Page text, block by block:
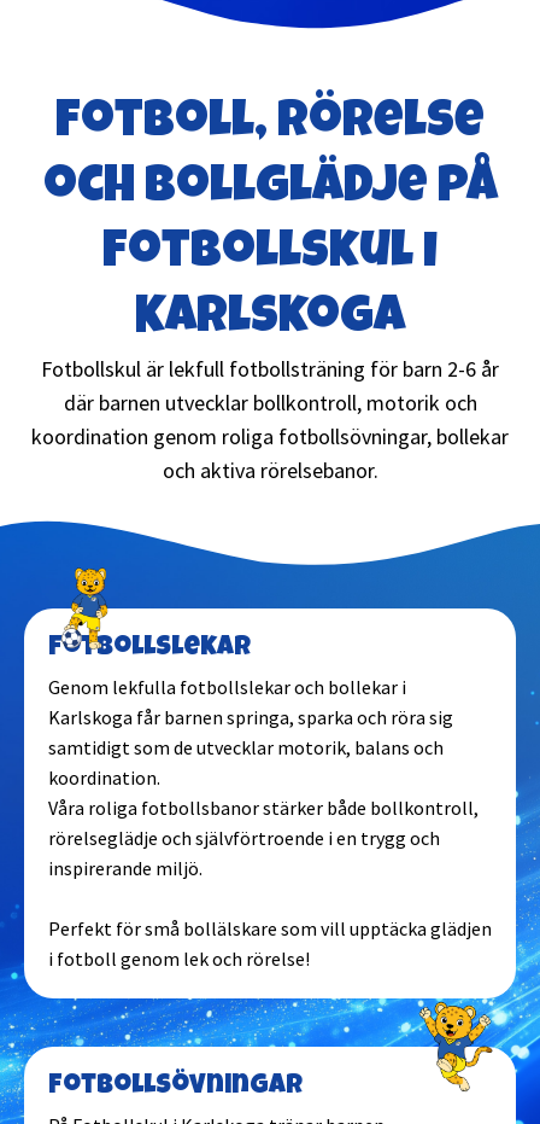
Fotboll, rörelse
och bollglädje på
Fotbollskul i
Karlskoga
Fotbollskul är lekfull fotbollsträning för barn 2-6 år
där barnen utvecklar bollkontroll, motorik och
koordination genom roliga fotbollsövningar, bollekar
och aktiva rörelsebanor.
Fotbollslekar
Genom lekfulla fotbollslekar och bollekar i
Karlskoga får barnen springa, sparka och röra sig
samtidigt som de utvecklar motorik, balans och
koordination.
Våra roliga fotbollsbanor stärker både bollkontroll,
rörelseglädje och självförtroende i en trygg och
inspirerande miljö.
Perfekt för små bollälskare som vill upptäcka glädjen
i fotboll genom lek och rörelse!
Fotbollsövningar